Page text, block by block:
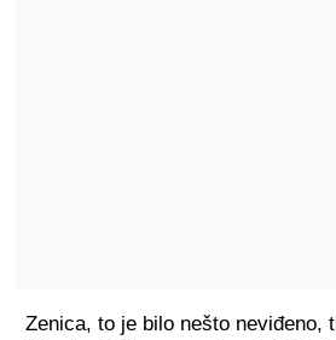
Zenica, to je bilo nešto